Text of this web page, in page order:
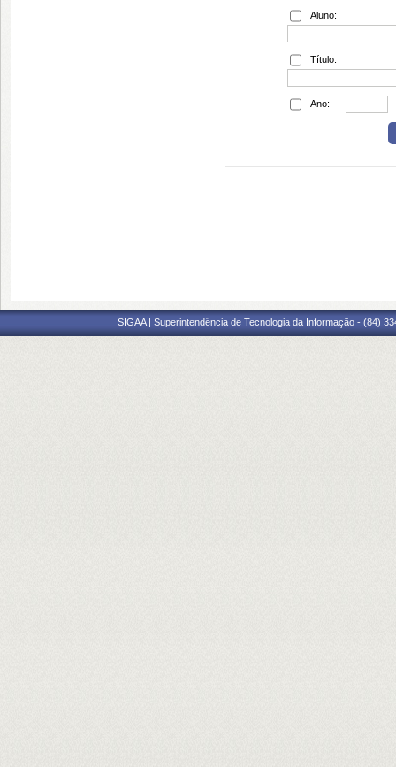
Aluno:
Título:
Ano:
SIGAA | Superintendência de Tecnologia da Informação - (84)